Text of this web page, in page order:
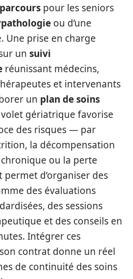
pour les seniors
ou d’une
Une prise en charge
un suivi
réunissant médecins,
et intervenants
un plan de soins
volet gériatrique favorise
des risques — par
la décompensation
ou la perte
d’organiser des
des évaluations
des sessions
et des conseils en
Intégrer ces
contrat donne un réel
de continuité des soins